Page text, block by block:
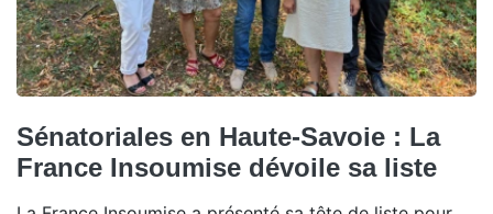
Sénatoriales en Haute-Savoie : La
France Insoumise dévoile sa liste